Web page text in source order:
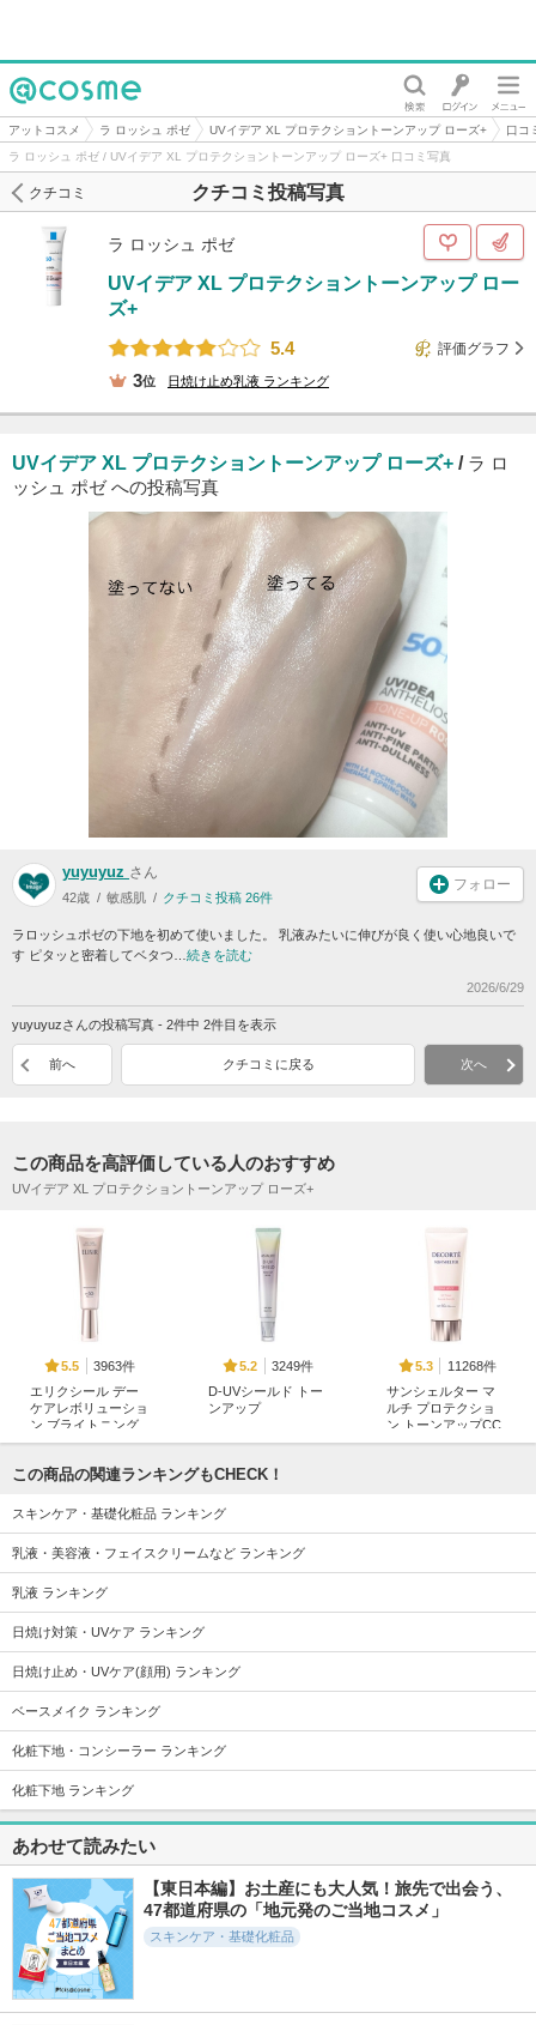
@cosme
アットコスメ ラ ロッシュ ポゼ UVイデア XL プロテクショントーンアップ ローズ+
口コ
ラ ロッシュ ポゼ / UVイデア XL プロテクショントーンアップ ローズ+ 口コミ写真
クチコミ投稿写真
クチコミ
ラ ロッシュ ポゼ
UVイデア XL プロテクショントーンアップ ロー
ズ+
5.4
評価グラフ
3位 日焼け止め乳液 ランキング
UVイデア XL プロテクショントーンアップ ローズ+ / ラ ロ
ッシュ ポゼ への投稿写真
yuyuyuz さん
42歳 敏感肌 クチコミ投稿 26件
フォロー
ラロッシュポゼの下地を初めて使いました。 乳液みたいに伸びが良く使い心地良いで
す ピタッと密着してベタつ… 続きを読む
2026/6/29
yuyuyuzさんの投稿写真 - 2件中 2件目を表示
前へ クチコミに戻る 次へ
この商品を高評価している人のおすすめ
UVイデア XL プロテクショントーンアップ ローズ+
5.5
3963件
エリクシール デー
ケアレボリューショ
ン ブライトニング
＋ ba
エリクシール
5.2
3249件
D-UVシールド トー
ンアップ
5.3
11268件
サンシェルター マ
ルチ プロテクショ
ン トーンアップCC
プ ティント
ラ ロッシュ ポゼ
d'Alba(ダルバ) SK-II
5.8
3496件
カネボウ クリーム
イン デイII
KANEBO
プロテクティング
プライマー
ポール ＆ ジョー
パーフェクトＵＶ
スキンケアミルク
ＮＡ
この商品の関連ランキングもCHECK！
スキンケア・基礎化粧品 ランキング
乳液・美容液・フェイスクリームなど ランキング
乳液 ランキング
日焼け対策・UVケア ランキング
日焼け止め・UVケア(顔用) ランキング
ベースメイク ランキング
化粧下地・コンシーラー ランキング
化粧下地 ランキング
あわせて読みたい
【東日本編】お土産にも大人気！旅先で出会う、
47都道府県の「地元発のご当地コスメ」
スキンケア・基礎化粧品